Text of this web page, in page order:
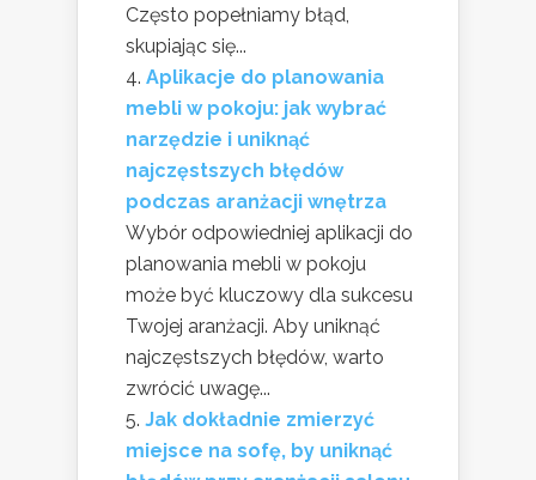
Często popełniamy błąd,
skupiając się...
Aplikacje do planowania
mebli w pokoju: jak wybrać
narzędzie i uniknąć
najczęstszych błędów
podczas aranżacji wnętrza
Wybór odpowiedniej aplikacji do
planowania mebli w pokoju
może być kluczowy dla sukcesu
Twojej aranżacji. Aby uniknąć
najczęstszych błędów, warto
zwrócić uwagę...
Jak dokładnie zmierzyć
miejsce na sofę, by uniknąć